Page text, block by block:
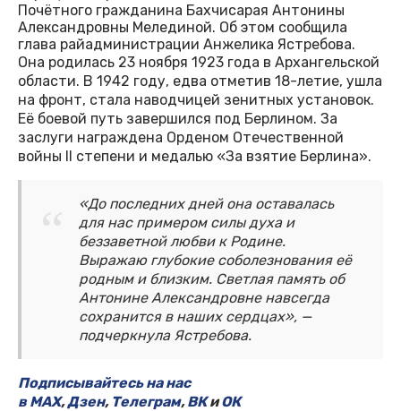
Почётного гражданина Бахчисарая Антонины
Александровны Мелединой. Об этом сообщила
глава райадминистрации Анжелика Ястребова.
Она родилась 23 ноября 1923 года в Архангельской
области. В 1942 году, едва отметив 18-летие, ушла
на фронт, стала наводчицей зенитных установок.
Её боевой путь завершился под Берлином. За
заслуги награждена Орденом Отечественной
войны II степени и медалью «За взятие Берлина».
«До последних дней она оставалась
для нас примером силы духа и
беззаветной любви к Родине.
Выражаю глубокие соболезнования её
родным и близким. Светлая память об
Антонине Александровне навсегда
сохранится в наших сердцах», —
подчеркнула Ястребова.
Подписывайтесь на нас
вMAX,Дзен, Телеграм,ВКиОК